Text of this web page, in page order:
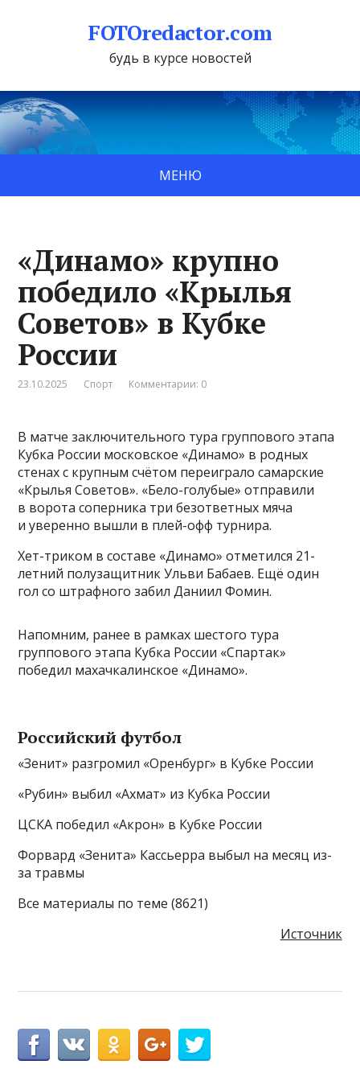
FOTOredactor.com
будь в курсе новостей
МЕНЮ
«Динамо» крупно
победило «Крылья
Советов» в Кубке
России
23.10.2025 Спорт Комментарии: 0
В матче заключительного тура группового этапа
Кубка России московское «Динамо» в родных
стенах с крупным счётом переиграло самарские
«Крылья Советов». «Бело-голубые» отправили
в ворота соперника три безответных мяча
и уверенно вышли в плей-офф турнира.
Хет-триком в составе «Динамо» отметился 21-
летний полузащитник Ульви Бабаев. Ещё один
гол со штрафного забил Даниил Фомин.
Напомним, ранее в рамках шестого тура
группового этапа Кубка России «Спартак»
победил махачкалинское «Динамо».
Российский футбол
«Зенит» разгромил «Оренбург» в Кубке России
«Рубин» выбил «Ахмат» из Кубка России
ЦСКА победил «Акрон» в Кубке России
Форвард «Зенита» Кассьерра выбыл на месяц из-
за травмы
Все материалы по теме (8621)
Источник